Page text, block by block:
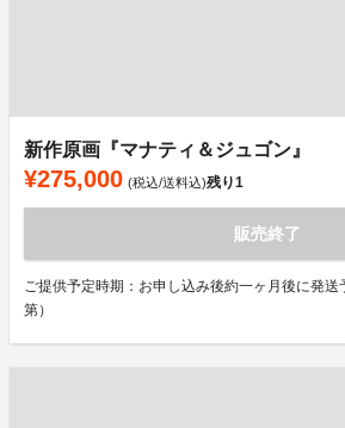
新作原画『マナティ＆ジュゴン』
¥275,000 (税込/送料込)残り1
販売終了
ご提供予定時期：お申し込み後約一ヶ月後に発送
第）